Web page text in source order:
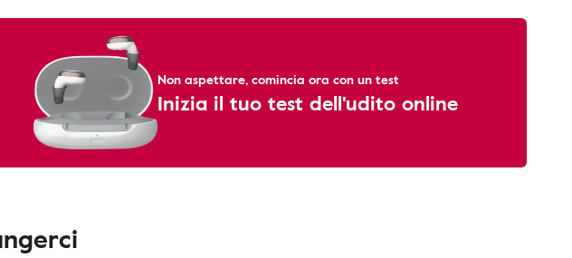
Non aspettare, comincia ora con un test
Inizia il tuo test dell'udito online